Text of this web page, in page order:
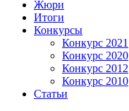
Жюри
Итоги
Конкурсы
Конкурс 2021
Конкурс 2020
Конкурс 2012
Конкурс 2010
Статьи